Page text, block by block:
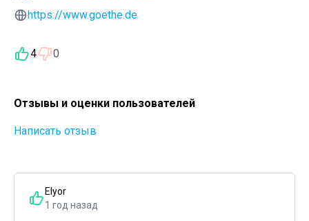
https://www.goethe.de
4 0
Отзывы и оценки пользователей
Написать отзыв
Elyor
1 год назад